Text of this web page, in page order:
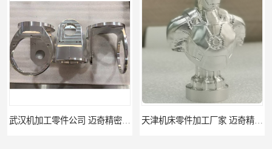
武汉机加工零件公司 迈奇精密机械 批量订单可免费打样 天津机床零件加工厂家 迈奇精密机械 一站式服务